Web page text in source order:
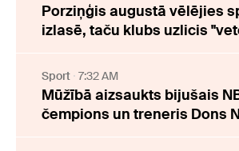
Porziņģis augustā vēlējies
izlasē, taču klubs uzlicis
Sport 7:32 AM
Mūžībā aizsaukts bijušais
čempions un treneris Dons